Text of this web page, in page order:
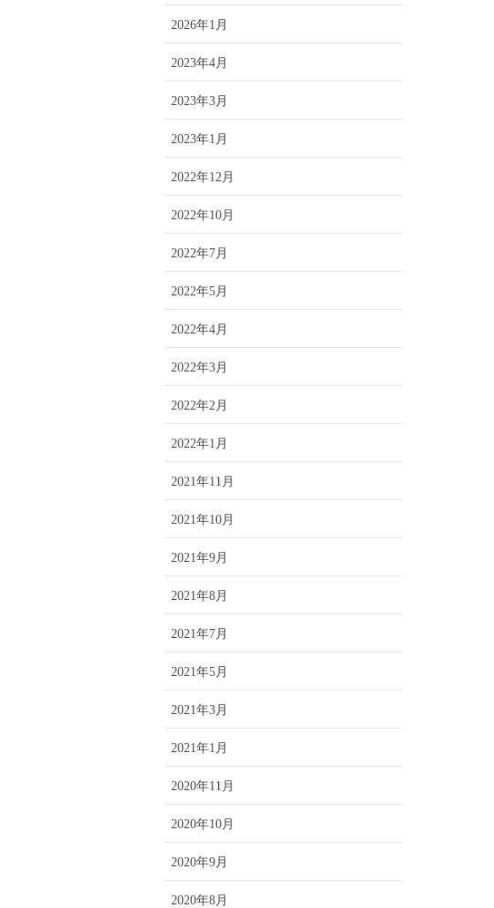
2026年1月
2023年4月
2023年3月
2023年1月
2022年12月
2022年10月
2022年7月
2022年5月
2022年4月
2022年3月
2022年2月
2022年1月
2021年11月
2021年10月
2021年9月
2021年8月
2021年7月
2021年5月
2021年3月
2021年1月
2020年11月
2020年10月
2020年9月
2020年8月